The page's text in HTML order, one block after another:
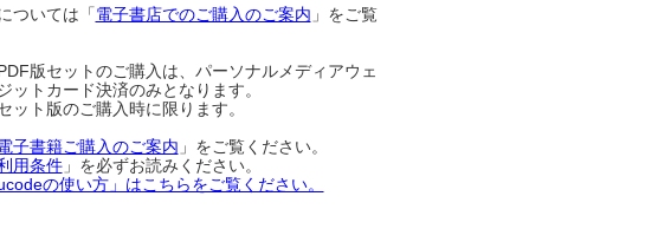
ついては「 電子書店でのご購入のご案内 」をご覧
版セットのご購入は、パーソナルメディアウェ
ットカード決済のみとなります。
ット版のご購入時に限ります。
子書籍ご購入のご案内 」をご覧ください。
用条件」を必ずお読みください。
の使い方」はこちらをご覧ください。